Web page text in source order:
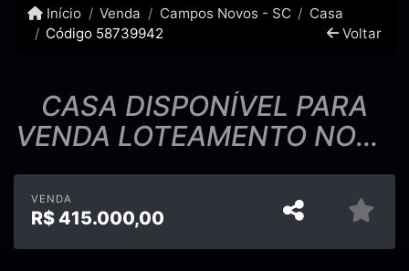
Início Venda Campos Novos - SC
Casa
Código 58739942
Voltar
CASA DISPONÍVEL PARA
VENDA LOTEAMENTO NOVO
ORLANDO
VENDA
R$415.000,00